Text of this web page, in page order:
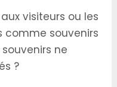
visiteurs ou les
comme souvenirs
ne
?